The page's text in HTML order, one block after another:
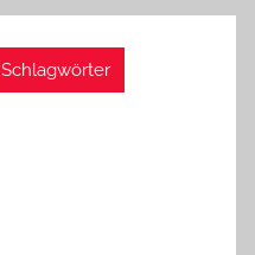
Schlagwörter